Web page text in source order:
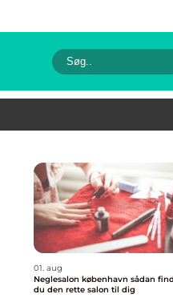
01. aug
Neglesalon københavn sådan finder
du den rette salon til dig